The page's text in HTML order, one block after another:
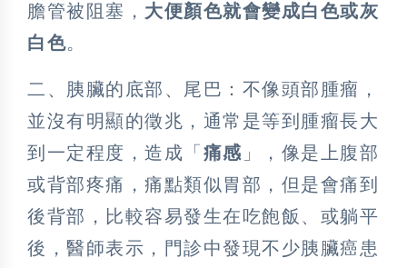
膽管被阻塞， 大便顏色就會變成白色或灰
白色。
二、胰臟的底部、尾巴：不像頭部腫瘤，
並沒有明顯的徵兆，通常是等到腫瘤長大
到一定程度，造成「痛感 」，像是上腹部
或背部疼痛，痛點類似胃部，但是會痛到
後背部，比較容易發生在吃飽飯、或躺平
後，醫師表示，門診中發現不少胰臟癌患